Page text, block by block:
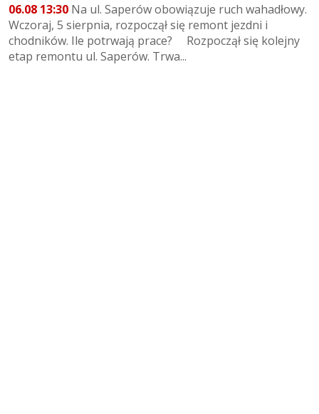
06.08 13:30 Na ul. Saperów obowiązuje ruch wahadłowy.
Wczoraj, 5 sierpnia, rozpoczął się remont jezdni i
chodników. Ile potrwają prace? Rozpoczął się kolejny
etap remontu ul. Saperów. Trwa...